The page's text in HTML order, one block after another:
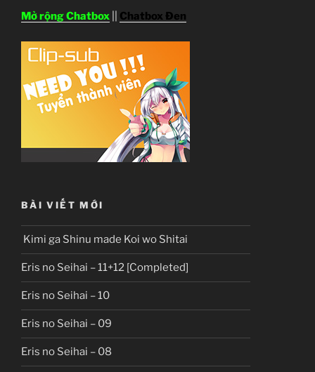
Mở rộng Chatbox Chatbox Đen
BÀI VIẾT MỚI
Kimi ga Shinu made Koi wo Shitai
Eris no Seihai – 11+12 [Completed]
Eris no Seihai – 10
Eris no Seihai – 09
Eris no Seihai – 08